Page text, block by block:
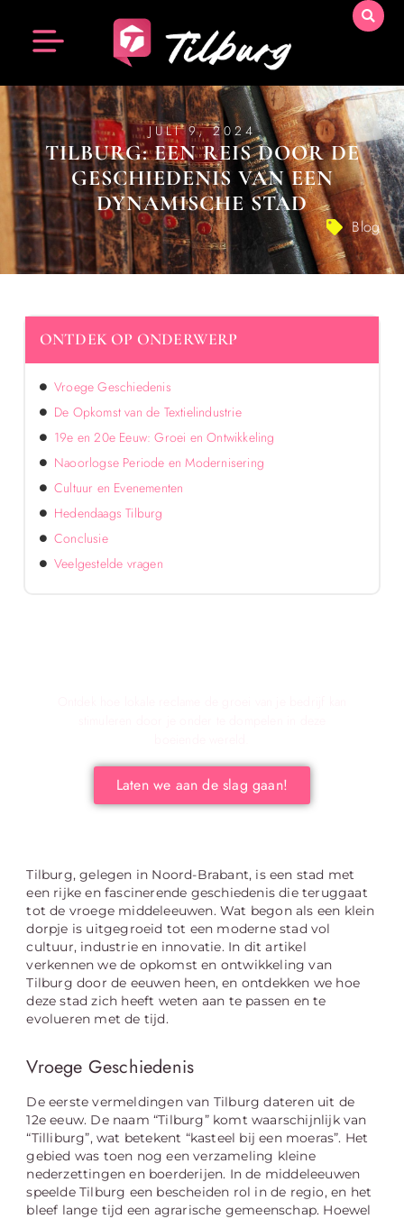
JULI 9, 2024
TILBURG: EEN REIS DOOR DE
GESCHIEDENIS VAN EEN
DYNAMISCHE STAD
Blog
Tilburg, gelegen in Noord-Brabant, is een stad met
een rijke en fascinerende geschiedenis die teruggaat
tot de vroege middeleeuwen. Wat begon als een klein
dorpje is uitgegroeid tot een moderne stad vol
cultuur, industrie en innovatie. In dit artikel
verkennen we de opkomst en ontwikkeling van
Tilburg door de eeuwen heen, en ontdekken we hoe
deze stad zich heeft weten aan te passen en te
evolueren met de tijd.
Vroege Geschiedenis
De eerste vermeldingen van Tilburg dateren uit de
12e eeuw. De naam “Tilburg” komt waarschijnlijk van
“Tilliburg”, wat betekent “kasteel bij een moeras”. Het
gebied was toen nog een verzameling kleine
nederzettingen en boerderijen. In de middeleeuwen
speelde Tilburg een bescheiden rol in de regio, en het
bleef lange tijd een agrarische gemeenschap. Hoewel
ONTDEK OP ONDERWERP
Vroege Geschiedenis
De Opkomst van de Textielindustrie
19e en 20e Eeuw: Groei en Ontwikkeling
Naoorlogse Periode en Modernisering
Cultuur en Evenementen
Hedendaags Tilburg
Conclusie
Veelgestelde vragen
Laten we aan de slag gaan!